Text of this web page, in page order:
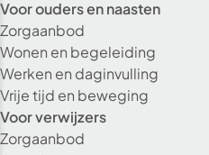
Voor ouders en naasten
Zorgaanbod
Wonen en begeleiding
Werken en daginvulling
Vrije tijd en beweging
Voor verwijzers
Zorgaanbod